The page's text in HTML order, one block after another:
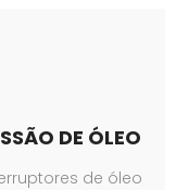
DE ÓLEO
de óleo